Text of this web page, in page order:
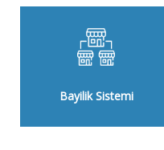
Bayilik Sistemi